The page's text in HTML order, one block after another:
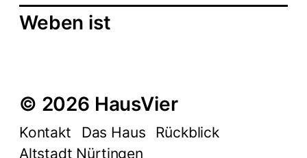
Weben ist
© 2026 HausVier
Kontakt Das Haus
Rückblick
Altstadt Nürtingen